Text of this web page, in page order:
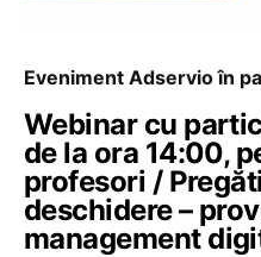
Eveniment Adservio în
Webinar cu
de la ora 14:00,
profesori /
deschidere –
management